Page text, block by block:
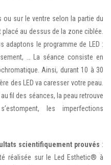
sur le ventre selon la partie du
au dessus de la zone ciblée.
adaptons le programme de LED :
… La séance consiste en
Ainsi, durant 10 à 30
des LED va caresser votre peau.
fil des séances, la peau retrouve
les imperfections
scientifiquement prouvés :
réalisée sur le Led Esthetic® à